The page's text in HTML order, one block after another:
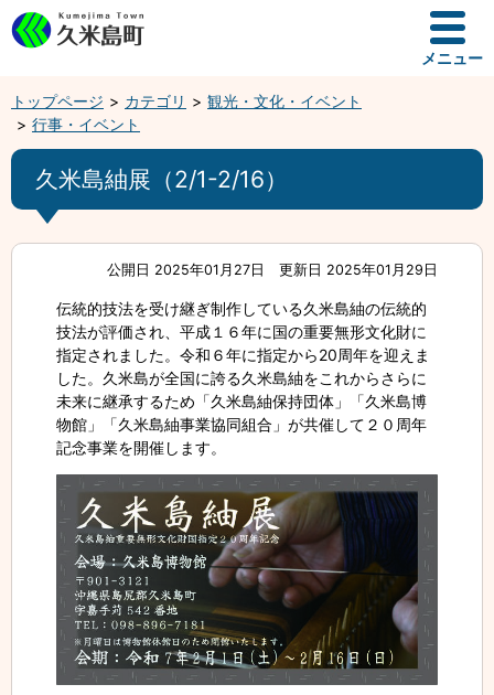
メニュー
トップページ カテゴリ
観光・文化・イベント
行事・イベント
久米島紬展（2/1-2/16）
公開日 2025年01月27日 更新日 2025年01月29日
伝統的技法を受け継ぎ制作している久米島紬の伝統的
技法が評価され、平成１６年に国の重要無形文化財に
指定されました。令和６年に指定から20周年を迎えま
した。久米島が全国に誇る久米島紬をこれからさらに
未来に継承するため「久米島紬保持団体」「久米島博
物館」「久米島紬事業協同組合」が共催して２０周年
記念事業を開催します。